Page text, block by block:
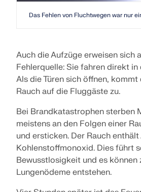
Das Fehlen von Fluchtwegen war nur
Auch die Aufzüge erweisen sich
Fehlerquelle: Sie fahren direkt in
Als die Türen sich öffnen,
Rauch auf die Fluggäste zu.
Bei Brandkatastrophen sterben
meistens an den Folgen einer
und ersticken. Der Rauch
Kohlenstoffmonoxid. Dies führt
Bewusstlosigkeit und es können
Lungenödeme entstehen.